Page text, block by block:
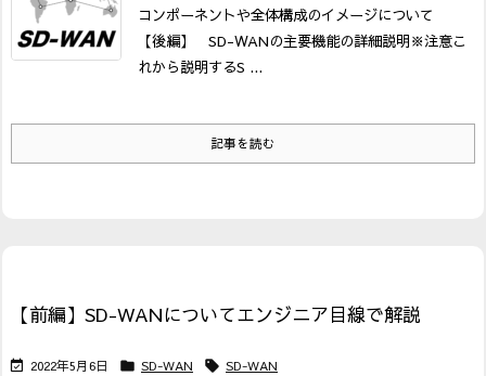
コンポーネントや全体構成のイメージについて
【後編】 SD-WANの主要機能の詳細説明※注意こ
れから説明するS ...
記事を読む
【前編】SD-WANについてエンジニア目線で解説
 2022年5月6日  SD-WAN  SD-WAN